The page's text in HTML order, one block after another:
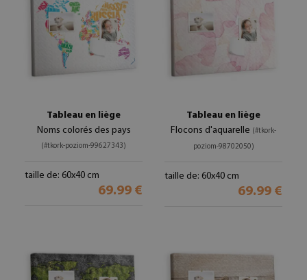
Tableau en liège
Noms colorés des pays
(#tkork-poziom-99627343)
taille de: 60x40 cm
69.99 €
Tableau en liège
Flocons d'aquarelle (#tkork-
poziom-98702050)
taille de: 60x40 cm
69.99 €